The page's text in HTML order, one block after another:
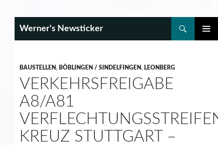
Werner's Newsticker
BAUSTELLEN, BÖBLINGEN / SINDELFINGEN, LEONBERG
VERKEHRSFREIGABE
A8/A81
KREUZ STUTTGART –